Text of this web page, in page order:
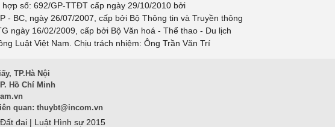
số: 692/GP-TTĐT cấp ngày 29/10/2010 bởi
- BC, ngày 26/07/2007, cấp bởi Bộ Thông tin và Truyền thông
ngày 16/02/2009, cấp bởi Bộ Văn hoá - Thể thao - Du lịch
Luật Việt Nam. Chịu trách nhiệm: Ông Trần Văn Trí
TP.Hà Nội
Hồ Chí Minh
quan: thuybt@incom.vn
đai | Luật Hình sự 2015